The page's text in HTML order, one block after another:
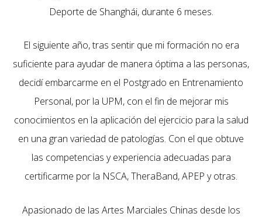
Deporte de Shanghái, durante 6 meses.
El siguiente año, tras sentir que mi formación no era
suficiente para ayudar de manera óptima a las personas,
decidí embarcarme en el Postgrado en Entrenamiento
Personal, por la UPM, con el fin de mejorar mis
conocimientos en la aplicación del ejercicio para la salud
en una gran variedad de patologías. Con el que obtuve
las competencias y experiencia adecuadas para
certificarme por la NSCA, TheraBand, APEP y otras.
Apasionado de las Artes Marciales Chinas desde los